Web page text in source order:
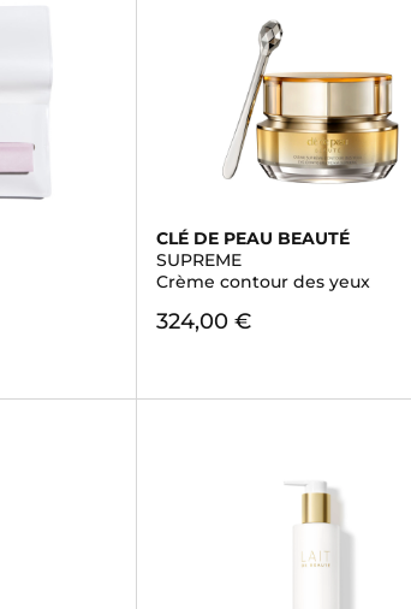
CLÉ DE PEAU BEAUTÉ
SUPREME
Crème contour des yeux
324,00 €